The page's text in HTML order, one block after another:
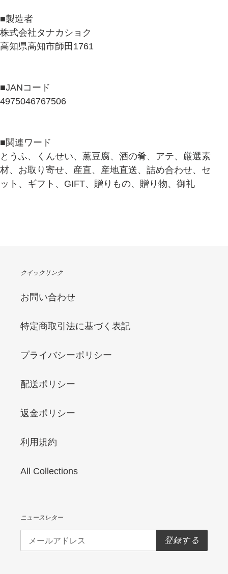
■製造者
株式会社タナカショク
高知県高知市師田1761
■JANコード
4975046767506
■関連ワード
とうふ、くんせい、薫豆腐、酒の肴、アテ、厳選素
材、お取り寄せ、産直、産地直送、詰め合わせ、セ
ット、ギフト、GIFT、贈りもの、贈り物、御礼
クイックリンク
お問い合わせ
特定商取引法に基づく表記
プライバシーポリシー
配送ポリシー
返金ポリシー
利用規約
All Collections
ニュースレター
登録する